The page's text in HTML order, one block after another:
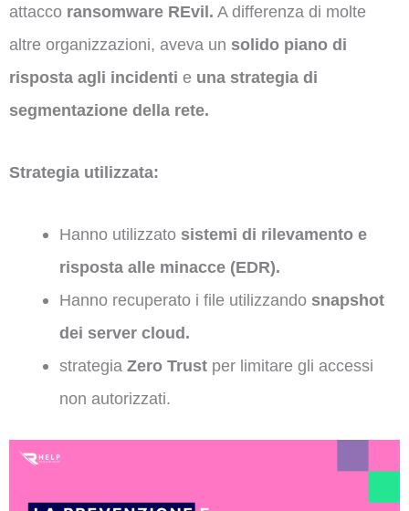
attacco ransomware REvil. A differenza di molte
altre organizzazioni, aveva un solido piano di
risposta agli incidenti e una strategia di
segmentazione della rete.
Strategia utilizzata:
Hanno utilizzato sistemi di rilevamento e
risposta alle minacce (EDR).
Hanno recuperato i file utilizzando snapshot
dei server cloud.
strategia Zero Trust per limitare gli accessi
non autorizzati.